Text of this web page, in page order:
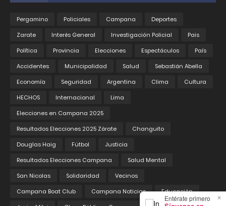
×
Entérate primero
Pergamino Policiales Campana
Deportes
Zarate
Interés General Investigación Policial
Pais
Política
Provincia Elecciones Espectáculos
País
Accidentes
Municipalidad Salud
Sebastián Abella
Economía
Seguridad Argentina Clima
Cultura
HECHOS
Internacional
Lima
Elecciones en Campana 2025
Resultados Elecciones 2025 Zárate
Changuito
Douglas Haig
Fútbol
Justicia
Resultados Elecciones Campana
Salud Mental
San Nicolas
Solidaridad
Vecinos
Campana Boat Club
Campana Noticias
Educación